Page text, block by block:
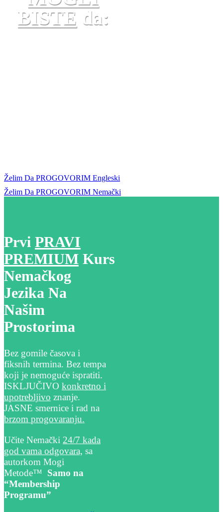
BISTE da:
Želim Da PROGOVORIM Engleski
Želim Da PROGOVORIM Nemački
Prvi PRAVI
PREMIUM Kurs
Nemačkog
Jezika Na
Našim
Prostorima
Bez gomile časova i
fiksnih termina. Bez tempa
koji je nemoguće ispratiti.
ISKLJUČIVO konkretno i
upotrebljivo znanje.
JASNE smernice i rad na
brzom progovaranju.
Učite Nemački 24/7 kada
god vama odgovara, sa
autorkom Mogi
Metode™ Samo na
“Membership
Programu”